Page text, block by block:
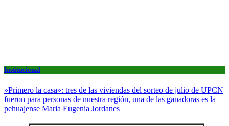
Institucional
»Primero la casa»: tres de las viviendas del sorteo de julio de UPCN
fueron para personas de nuestra región, una de las ganadoras es la
pehuajense Maria Eugenia Jordanes